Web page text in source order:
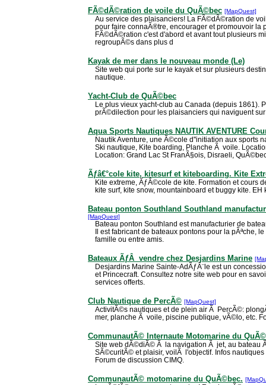
FÃ©dÃ©ration de voile du QuÃ©bec [MapQuest]
Au service des plaisanciers! La FÃ©dÃ©ration de
pour faire connaÃ®tre, encourager et promouvoir la
FÃ©dÃ©ration c'est d'abord et avant tout plusieurs
regroupÃ©s dans plus d
Kayak de mer dans le nouveau monde (Le)
Site web qui porte sur le kayak et sur plusieurs
nautique.
Yacht-Club de QuÃ©bec
Le plus vieux yacht-club au Canada (depuis 1861).
prÃ©dilection pour les plaisanciers qui naviguent
Aqua Sports Nautiques NAUTIK AVENTURE
Nautik Aventure, une Ã©cole d''initiation aux sports
Ski nautique, Kite boarding, Planche Ã voile.
Location: Grand Lac St FranÃ§ois, Disraeli,
Ãƒâ€°cole kite, kitesurf et kiteboarding. Kite
Kite extreme, ÃƒÂ©cole de kite. Formation et cours
kite surf, kite snow, mountainboard et buggy kite. EH
Bateau ponton Southland Southland
[MapQuest]
Bateau ponton Southland est manufacturier de
Il est fabricant de bateaux pontons pour la pÃªche,
famille ou entre amis.
Bateaux ÃƒÂ vendre chez Desjardins Marine
Desjardins Marine Sainte-AdÃƒÂ¨le est un
et Princecraft. Consultez notre site web pour en
services offerts.
Club Nautique de PercÃ© [MapQuest]
ActivitÃ©s nautiques et de plein air Ã PercÃ©:
mer, planche Ã voile, piscine publique, vÃ©lo, etc.
CommunautÃ© Internaute Motomarine du
Site web dÃ©diÃ© Ã la navigation Ã jet, au bateau
SÃ©curitÃ© et plaisir, voilÃ l'objectif. Infos
Forum de discussion CIMQ.
CommunautÃ© motomarine du QuÃ©bec.